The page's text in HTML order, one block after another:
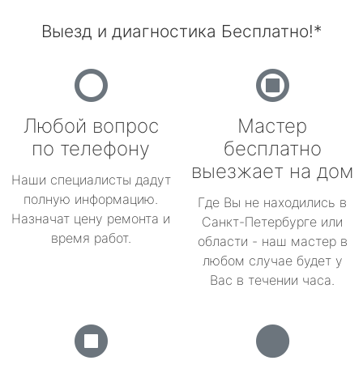
Выезд и диагностика Бесплатно!*
Любой вопрос
по телефону
Наши специалисты дадут
полную информацию.
Назначат цену ремонта и
время работ.
Мастер
бесплатно
выезжает на дом
Где Вы не находились в
Санкт-Петербурге или
области - наш мастер в
любом случае будет у
Вас в течении часа.